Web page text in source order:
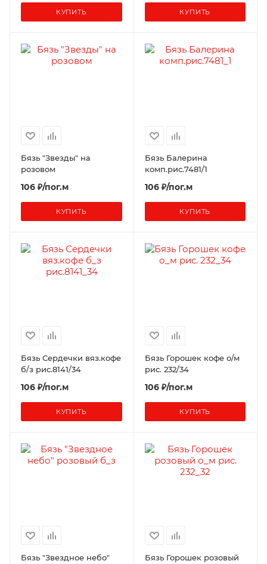
КУПИТЬ КУПИТЬ
Бязь "Звезды" на
розовом
106 ₽/пог.м
КУПИТЬ
Бязь Балерина
комп.рис.7481/1
106 ₽/пог.м
КУПИТЬ
Бязь Сердечки вяз.кофе
б/з рис.8141/34
106 ₽/пог.м
КУПИТЬ
Бязь Горошек кофе о/м
рис. 232/34
106 ₽/пог.м
КУПИТЬ
Бязь "Звездное небо"
Бязь Горошек розовый